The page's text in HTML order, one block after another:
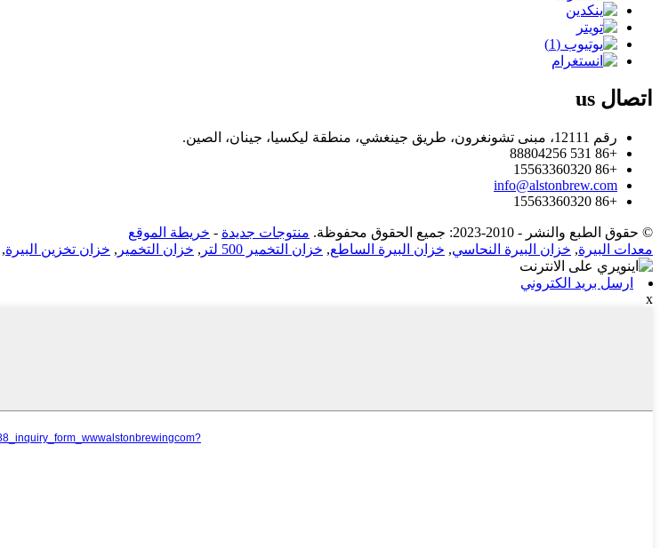
اتصال
رقم 12111، مبنى تشونغرون، طريق جينغشي، منطقة ليكسيا، جينان، الصين.
+86 531 88804256
+86 15563360320
info@alstonbrew.com
+86 15563360320
© حقوق الطبع والنشر - 2010-2023: جميع الحقوق محفوظة. منتوجات جديدة - خريطة الموقع
معدات البيرة, خزان البيرة النحاسي, خزان البيرة الساطع, خزان التخمير 500 لتر , خزان التخمير , خزان تخزين البيرة,
ارسل بريد الكتروني
x